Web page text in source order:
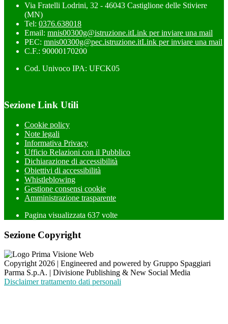
Via Fratelli Lodrini, 32 - 46043 Castiglione delle Stiviere
(MN)
Tel: 0376.638018
Email: mnis00300g@istruzione.itLink per inviare una mail
PEC: mnis00300g@pec.istruzione.itLink per inviare una mail
C.F.: 90000170200
Cod. Univoco IPA: UFCK05
Sezione Link Utili
Cookie policy
Note legali
Informativa Privacy
Ufficio Relazioni con il Pubblico
Dichiarazione di accessibilità
Obiettivi di accessibilità
Whistleblowing
Gestione consensi cookie
Amministrazione trasparente
Pagina visualizzata 637 volte
Sezione Copyright
Copyright 2026 | Engineered and powered by Gruppo Spaggiari
Parma S.p.A. | Divisione Publishing & New Social Media
Disclaimer trattamento dati personali